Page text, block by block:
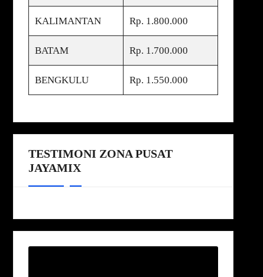
KALIMANTAN Rp. 1.800.000
BATAM Rp. 1.700.000
BENGKULU Rp. 1.550.000
TESTIMONI ZONA PUSAT
JAYAMIX